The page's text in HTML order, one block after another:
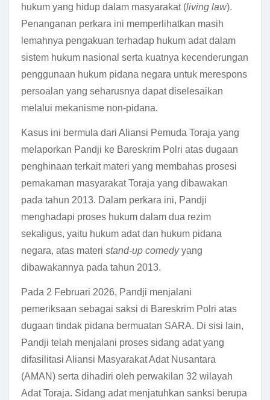
hukum yang hidup dalam masyarakat (living law).
Penanganan perkara ini memperlihatkan masih
lemahnya pengakuan terhadap hukum adat dalam
sistem hukum nasional serta kuatnya kecenderungan
penggunaan hukum pidana negara untuk merespons
persoalan yang seharusnya dapat diselesaikan
melalui mekanisme non-pidana.
Kasus ini bermula dari Aliansi Pemuda Toraja yang
melaporkan Pandji ke Bareskrim Polri atas dugaan
penghinaan terkait materi yang membahas prosesi
pemakaman masyarakat Toraja yang dibawakan
pada tahun 2013. Dalam perkara ini, Pandji
menghadapi proses hukum dalam dua rezim
sekaligus, yaitu hukum adat dan hukum pidana
negara, atas materi stand-up comedyyang
dibawakannya pada tahun 2013.
Pada 2 Februari 2026, Pandji menjalani
pemeriksaan sebagai saksi di Bareskrim Polri atas
dugaan tindak pidana bermuatan SARA. Di sisi lain,
Pandji telah menjalani proses sidang adat yang
difasilitasi Aliansi Masyarakat Adat Nusantara
(AMAN) serta dihadiri oleh perwakilan 32 wilayah
Adat Toraja. Sidang adat menjatuhkan sanksi berupa